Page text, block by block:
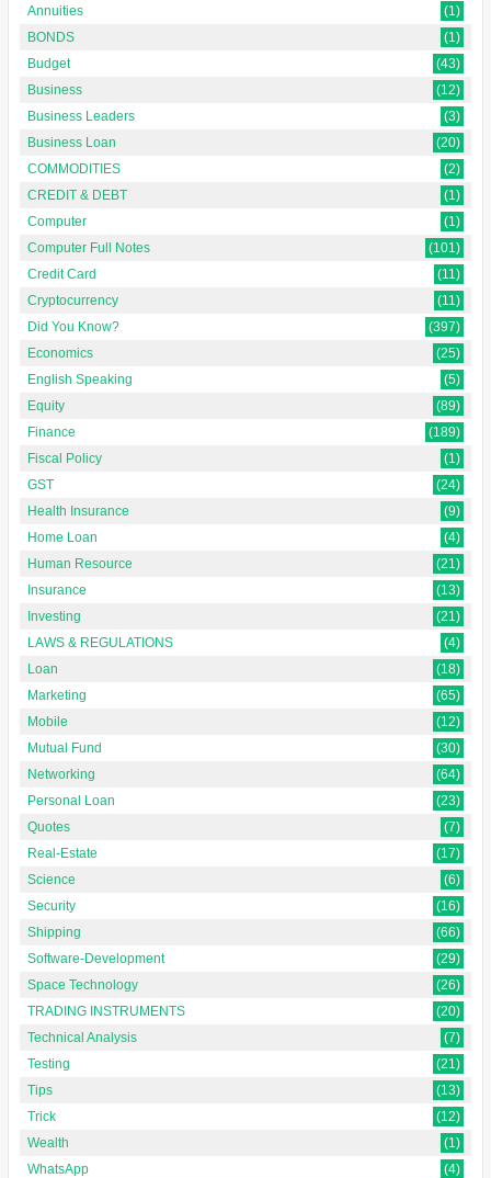
Annuities
(1)
BONDS
(1)
Budget
(43)
Business
(12)
Business Leaders
(3)
Business Loan
(20)
COMMODITIES
(2)
CREDIT & DEBT
(1)
Computer
(1)
Computer Full Notes
(101)
Credit Card
(11)
Cryptocurrency
(11)
Did You Know?
(397)
Economics
(25)
English Speaking
(5)
Equity
(89)
Finance
(189)
Fiscal Policy
(1)
GST
(24)
Health Insurance
(9)
Home Loan
(4)
Human Resource
(21)
Insurance
(13)
Investing
(21)
LAWS & REGULATIONS
(4)
Loan
(18)
Marketing
(65)
Mobile
(12)
Mutual Fund
(30)
Networking
(64)
Personal Loan
(23)
Quotes
(7)
Real-Estate
(17)
Science
(6)
Security
(16)
Shipping
(66)
Software-Development
(29)
Space Technology
(26)
TRADING INSTRUMENTS
(20)
Technical Analysis
(7)
Testing
(21)
Tips
(13)
Trick
(12)
Wealth
(1)
WhatsApp
(4)